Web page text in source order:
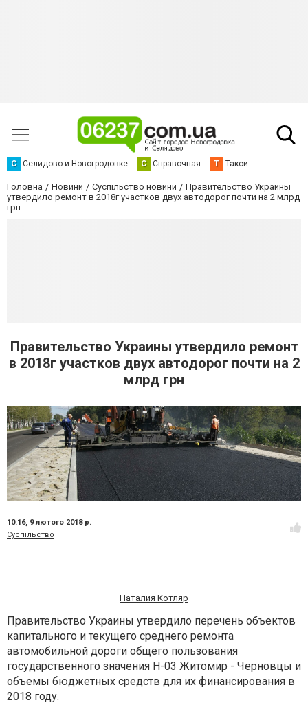
С Селидово и Новогродовке С Справочная Т Такси
Головна Новини Суспільство новини
Правительство Украины
утвердило ремонт в 2018г участков двух автодорог почти на 2 млрд
грн
Правительство Украины утвердило ремонт
в 2018г участков двух автодорог почти на 2
млрд грн
10:16, 9 лютого 2018 р.
Суспільство
Наталия Котляр
Правительство Украины утвердило перечень объектов
капитального и текущего среднего ремонта
автомобильной дороги общего пользования
государственного значения Н-03 Житомир - Черновцы и
объемы бюджетных средств для их финансирования в
2018 году.